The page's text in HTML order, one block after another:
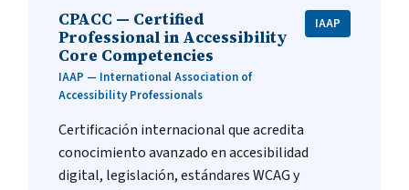
CPACC — Certified
Professional in Accessibility
Core Competencies
IAAP — International Association of
Accessibility Professionals
IAAP
Certificación internacional que acredita
conocimiento avanzado en accesibilidad
digital, legislación, estándares WCAG y